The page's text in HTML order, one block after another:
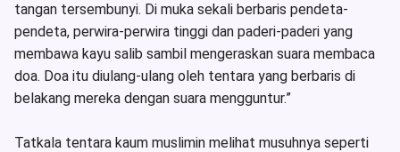
tangan tersembunyi. Di muka sekali berbaris pendeta-
pendeta, perwira-perwira tinggi dan paderi-paderi yang
membawa kayu salib sambil mengeraskan suara membaca
doa. Doa itu diulang-ulang oleh tentara yang berbaris di
belakang mereka dengan suara mengguntur.”
Tatkala tentara kaum muslimin melihat musuhnya seperti